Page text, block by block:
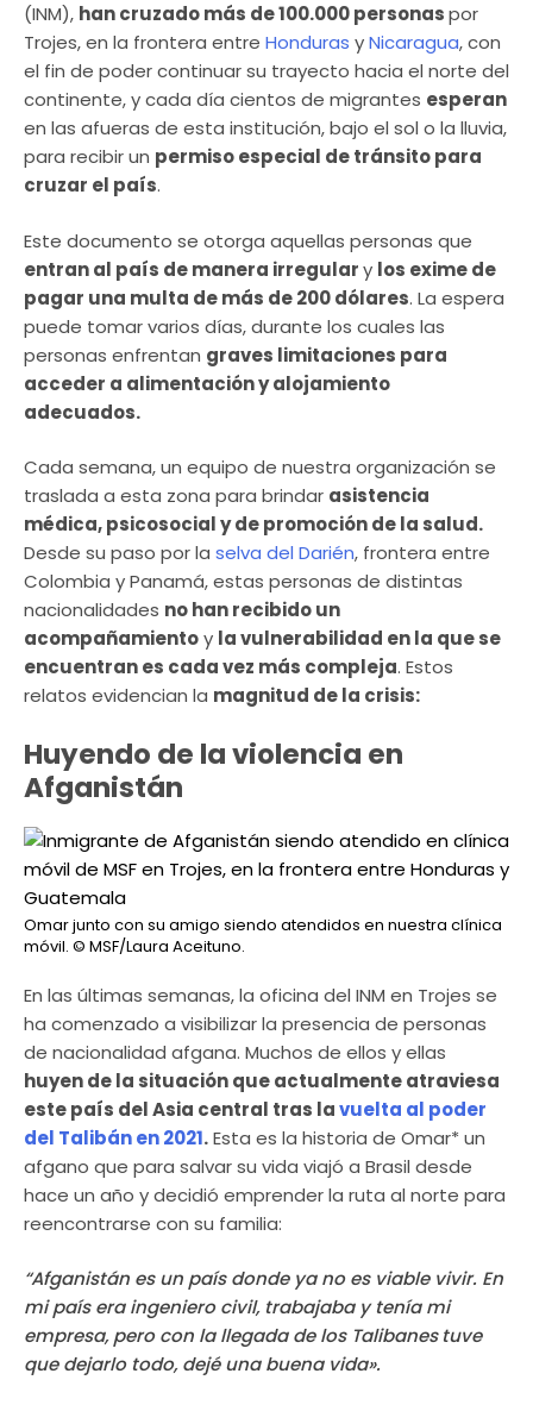
(INM), han cruzado más de 100.000 personaspor
Trojes, en la frontera entre Honduras yNicaragua, con
el fin de poder continuar su trayecto hacia el norte del
continente, y cada día cientos de migrantes esperan
en las afueras de esta institución, bajo el sol o la lluvia,
para recibir un permiso especial de tránsito para
cruzar el país.
Este documento se otorga aquellas personas que
entran al país de manera irregulary los exime de
pagar una multa de más de 200 dólares. La espera
puede tomar varios días, durante los cuales las
personas enfrentan graves limitaciones para
acceder a alimentación y alojamiento
adecuados.
Cada semana, un equipo de nuestra organización se
traslada a esta zona para brindar asistencia
médica, psicosocial y de promoción de la salud.
Desde su paso por la selva del Darién, frontera entre
Colombia y Panamá, estas personas de distintas
nacionalidades no han recibido un
acompañamientoy la vulnerabilidad en la que se
encuentran es cada vez más compleja. Estos
relatos evidencian la magnitud de la crisis:
Huyendo de la violencia en
Afganistán
Omar junto con su amigo siendo atendidos en nuestra clínica
móvil. © MSF/Laura Aceituno.
En las últimas semanas, la oficina del INM en Trojes se
ha comenzado a visibilizar la presencia de personas
de nacionalidad afgana. Muchos de ellos y ellas
huyen de la situación que actualmente atraviesa
este país del Asia central tras lavuelta al poder
del Talibán en 2021.Esta es la historia de Omar* un
afgano que para salvar su vida viajó a Brasil desde
hace un año y decidió emprender la ruta al norte para
reencontrarse con su familia:
“Afganistán es un país donde ya no es viable vivir. En
mi país era ingeniero civil, trabajaba y tenía mi
empresa, pero con la llegada de los Talibanes tuve
que dejarlo todo, dejé una buena vida».